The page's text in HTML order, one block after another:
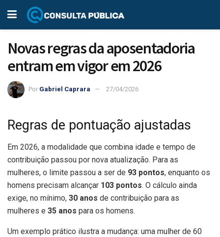
Novas regras da aposentadoria
entram em vigor em 2026
Por Gabriel Caprara 27/04/2026
Regras de pontuação ajustadas
Em 2026, a modalidade que combina idade e tempo de
contribuição passou por nova atualização. Para as
mulheres, o limite passou a ser de 93 pontos, enquanto os
homens precisam alcançar 103 pontos. O cálculo ainda
exige, no mínimo, 30 anos de contribuição para as
mulheres e 35 anos para os homens.
Um exemplo prático ilustra a mudança: uma mulher de 60